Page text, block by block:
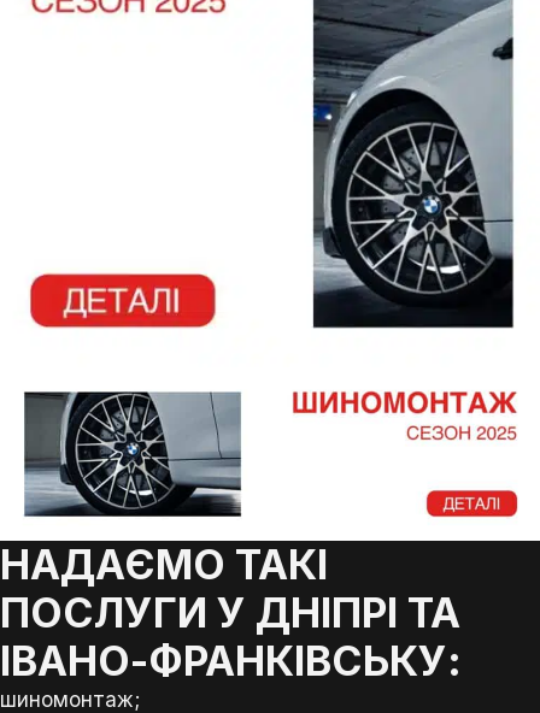
НАДАЄМО ТАКІ
ПОСЛУГИ У ДНІПРІ ТА
ІВАНО-ФРАНКІВСЬКУ:
шиномонтаж;